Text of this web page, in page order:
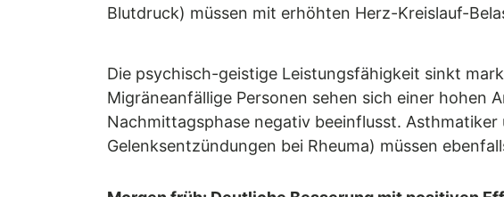
Blutdruck) müssen mit erhöhten Herz-Kreislauf-
Die psychisch-geistige Leistungsfähigkeit sinkt
Migräneanfällige Personen sehen sich einer hohen
Nachmittagsphase negativ beeinflusst.
Gelenksentzündungen bei Rheuma) müssen